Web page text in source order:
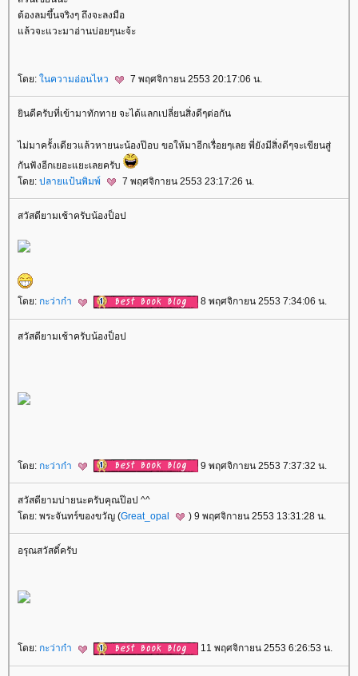
ต้องลมขึ้นจริงๆ ถึงจะลงมือ
ล้วจะแวะมาอ่านบ่อยๆนะจ้ะ
ดย: นความอ่อนไหว 7 พฤศจิกายน 2553 20:17:06 น.
ินดีครับที่เข้ามาทักทาย จะได้แลกเปลี่ยนสิ่งดีๆต่อกัน
ไม่มาครั้งเดียวแล้วหายนะน้องป๊อบ ขอให้มาอีกเรื่อยๆเลย พี่ยังมีสิ่งดีๆจะเขียนสู่
กันฟังอีกเยอะแยะเลยครับ
ดย: ปลายแป้นพิมพ์ 7 พฤศจิกายน 2553 23:17:26 น.
สวัสดียามเช้าครับน้องป็อป
ดย: กะว่าก๋า 8 พฤศจิกายน 2553 7:34:06 น.
สวัสดียามเช้าครับน้องป็อป
ดย: กะว่าก๋า 9 พฤศจิกายน 2553 7:37:32 น.
สวัสดียามบ่ายนะครับคุณป๊อป ^^
ดย: พระจันทร์ของขวัญ (Great_opal ) 9 พฤศจิกายน 2553 13:31:28 น.
อรุณสวัสดิ์ครับ
ดย: กะว่าก๋า 11 พฤศจิกายน 2553 6:26:53 น.